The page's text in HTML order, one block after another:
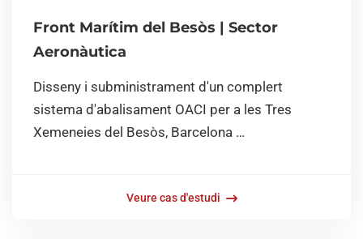
Front Marítim del Besòs | Sector
Aeronàutica
Disseny i subministrament d'un complert
sistema d'abalisament OACI per a les Tres
Xemeneies del Besòs, Barcelona …
Veure cas d'estudi